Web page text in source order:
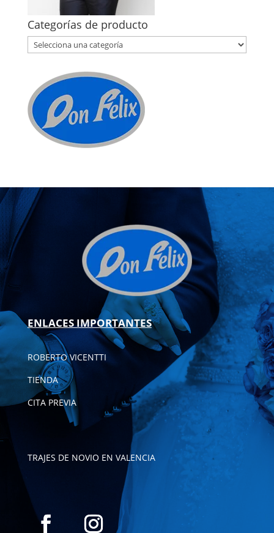
Categorías de producto
ENLACES IMPORTANTES
ROBERTO VICENTTI
TIENDA
CITA PREVIA
TRAJES DE NOVIO EN VALENCIA